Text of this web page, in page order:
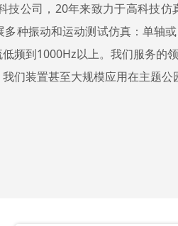
公司，20年来致力于高科技
种振动和运动测试仿真：单轴
频到1000Hz以上。 我们服务的
们装置甚至大规模应用在主题公